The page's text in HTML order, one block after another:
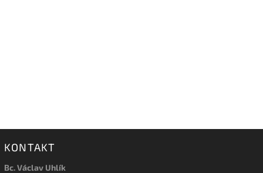
KONTAKT
Bc. Václav Uhlík